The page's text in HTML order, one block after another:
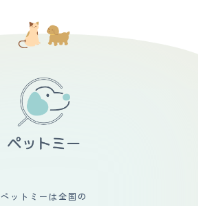
ペットミーは全国の